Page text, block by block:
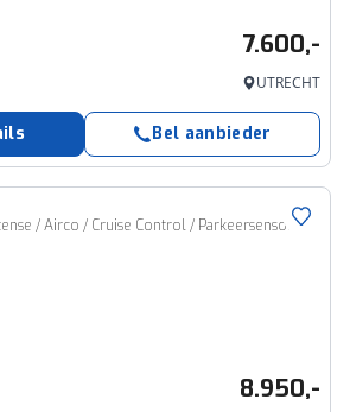
7.600,-
UTRECHT
Bel aanbieder
/ Airco / Cruise Control / Parkeersensoren
8.950,-